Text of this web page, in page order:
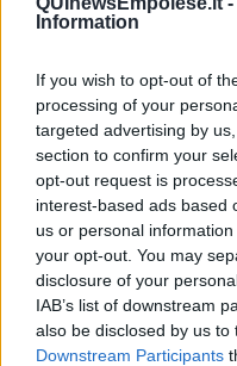
Information
If you wish to opt-out of
processing of your
targeted advertising by
section to confirm your
opt-out request is
interest-based ads based
us or personal
your opt-out. You may
disclosure of your
IAB’s list of downstream
also be disclosed by us to
Downstream Participants
Vita & morte
Auguri
Passanti
Continuando, la nonna e il
Metaverso smart
Fiamme
Anzi
Confessioni
Utopie
Estate
Il lago
Il diluvio
La classe
Pensieri incoerenti